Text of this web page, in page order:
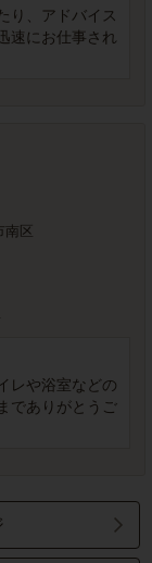
り、アドバイス
速にお仕事され
南区
レや浴室などの
でありがとうご